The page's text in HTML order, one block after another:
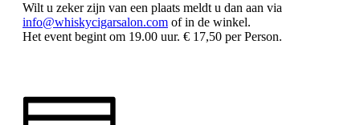
Wilt u zeker zijn van een plaats meldt u dan aan via
info@whiskycigarsalon.com of in de winkel.
Het event begint om 19.00 uur. € 17,50 per Person.